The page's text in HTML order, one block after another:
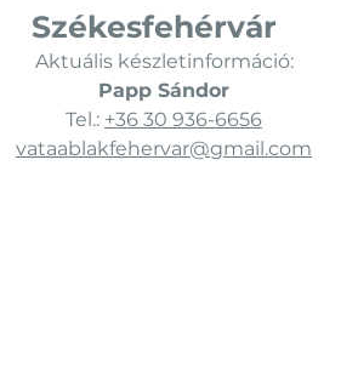
Székesfehérvár
Aktuális készletinformáció:
Papp Sándor
Tel.: +36 30 936-6656
vataablakfehervar@gmail.com